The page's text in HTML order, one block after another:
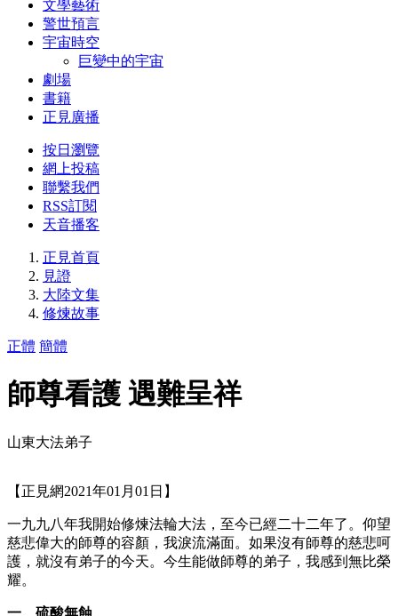
文學藝術
警世預言
宇宙時空
巨變中的宇宙
劇場
書籍
正見廣播
按日瀏覽
網上投稿
聯繫我們
RSS訂閱
天音播客
正見首頁
見證
大陸文集
修煉故事
正體 簡體
師尊看護 遇難呈祥
山東大法弟子
【正見網2021年01月01日】
一九九八年我開始修煉法輪大法，至今已經二十二年了。仰望
慈悲偉大的師尊的容顏，我淚流滿面。如果沒有師尊的慈悲呵
護，就沒有弟子的今天。今生能做師尊的弟子，我感到無比榮
耀。
一、硫酸無蝕